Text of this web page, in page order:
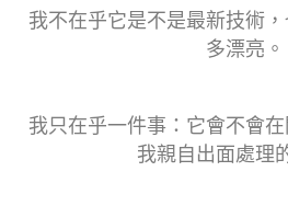
我不在乎它是不是最新技術
多漂亮。
我只在乎一件事：它會不會
我親自出面處理